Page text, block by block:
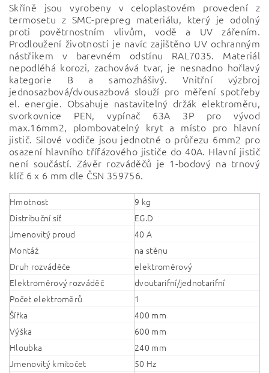
Skříně jsou vyrobeny v celoplastovém provedení z
termosetu z SMC-prepreg materiálu, který je odolný
proti povětrnostním vlivům, vodě a UV zářením.
Prodloužení životnosti je navíc zajištěno UV ochranným
nástřikem v barevném odstínu RAL7035. Materiál
nepodléhá korozi, zachovává tvar, je nesnadno hořlavý
kategorie B a samozhášivý. Vnitřní výzbroj
jednosazbová/dvousazbová slouží pro měření spotřeby
el. energie. Obsahuje nastavitelný držák elektroměru,
svorkovnice PEN, vypínač 63A 3P pro vývod
max.16mm2, plombovatelný kryt a místo pro hlavní
jistič. Silové vodiče jsou jednotné o průřezu 6mm2 pro
osazení hlavního třífázového jističe do 40A. Hlavní jistič
není součástí. Závěr rozváděčů je 1-bodový na trnový
klíč 6 x 6 mm dle ČSN 359756.
Hmotnost
9 kg
Distribuční síť
EG.D
Jmenovitý proud
40 A
Montáž
na stěnu
Druh rozváděče
elektroměrový
Elektroměrový rozváděč
dvoutarifní/jednotarifní
Počet elektroměrů
1
Šířka
400 mm
Výška
600 mm
Hloubka
240 mm
Jmenovitý kmitočet
50 Hz